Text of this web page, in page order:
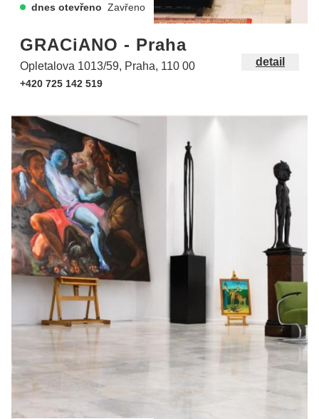
dnes otevřeno Zavřeno
GRACiANO - Praha
Opletalova 1013/59, Praha, 110 00
+420 725 142 519
detail